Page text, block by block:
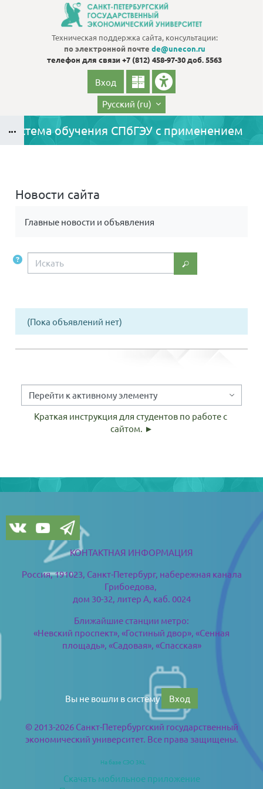
Перейти к основному содержанию
Техническая поддержка сайта, консультации:
по электронной почте de@unecon.ru
телефон для связи+7 (812) 458-97-30 доб. 5563
Вход
Русский ‎(ru)‎
Система обучения СПбГЭУ с применением
Новости сайта
Главные новости и объявления
Искать
Искать
(Пока объявлений нет)
Перейти к активному элементу
Краткая инструкция для студентов по работе с
сайтом. ►
Блоки
КОНТАКТНАЯ ИНФОРМАЦИЯ
Россия, 191023, Санкт-Петербург, набережная канала
Грибоедова,
дом 30-32, литер А, каб. 0024
Ближайшие станции метро:
«Невский проспект», «Гостиный двор», «Сенная
площадь», «Садовая», «Спасская»
Вы не вошли в систему Вход
© 2013-2026 Санкт-Петербургский государственный
экономический университет. Все права защищены.
На базе СЭО 3KL
Скачать мобильное приложение